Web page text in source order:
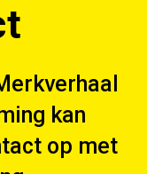
kan
op met